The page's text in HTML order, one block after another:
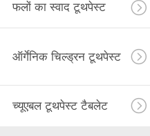
फलों का स्वाद टूथपेस्ट
ऑर्गेनिक चिल्ड्रन टूथपेस्ट
च्यूएबल टूथपेस्ट टैबलेट